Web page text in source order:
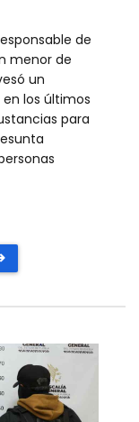
de
menor de
un
los últimos
para